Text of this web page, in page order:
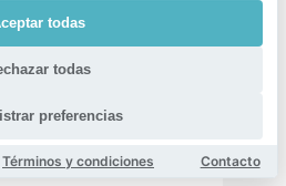
Griekse Taverna Tasos
todas
todas
preferencias
Términos y condiciones Contacto